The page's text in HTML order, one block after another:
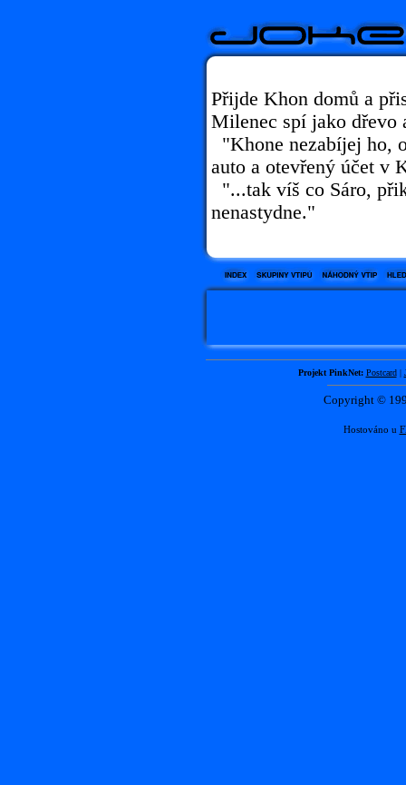
Přijde Khon domů a
Milenec spí jako dřevo
"Khone nezabíjej ho,
auto a otevřený účet v
"...tak víš co Sáro,
nenastydne."
Projekt PinkNet: Postcard|
Copyright ©
Hostováno u